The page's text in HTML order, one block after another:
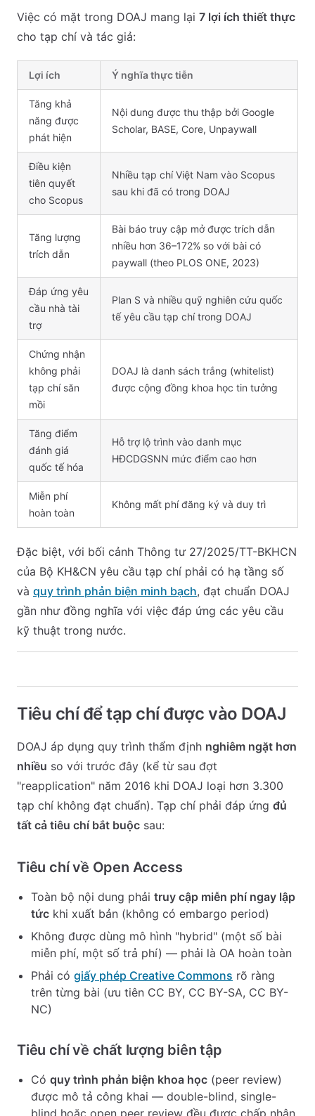
Việc có mặt trong DOAJ mang lại 7 lợi ích thiết thực
cho tạp chí và tác giả:
Lợi ích Ý nghĩa thực tiễn
Tăng khả
năng được
phát hiện
Nội dung được thu thập bởi Google
Scholar, BASE, Core, Unpaywall
Điều kiện
tiên quyết
cho Scopus
Nhiều tạp chí Việt Nam vào Scopus
sau khi đã có trong DOAJ
Tăng lượng
trích dẫn
Bài báo truy cập mở được trích dẫn
nhiều hơn 36–172% so với bài có
paywall (theo PLOS ONE, 2023)
Đáp ứng yêu
cầu nhà tài
trợ
Plan S và nhiều quỹ nghiên cứu quốc
tế yêu cầu tạp chí trong DOAJ
Chứng nhận
không phải
tạp chí săn
mồi
DOAJ là danh sách trắng (whitelist)
được cộng đồng khoa học tin tưởng
Tăng điểm
đánh giá
quốc tế hóa
Hỗ trợ lộ trình vào danh mục
HĐCDGSNN mức điểm cao hơn
Miễn phí
hoàn toàn
Không mất phí đăng ký và duy trì
Đặc biệt, với bối cảnh Thông tư 27/2025/TT-BKHCN
của Bộ KH&CN yêu cầu tạp chí phải có hạ tầng số
và quy trình phản biện minh bạch, đạt chuẩn DOAJ
gần như đồng nghĩa với việc đáp ứng các yêu cầu
kỹ thuật trong nước.
Tiêu chí để tạp chí được vào DOAJ
DOAJ áp dụng quy trình thẩm định nghiêm ngặt hơn
nhiều so với trước đây (kể từ sau đợt
"reapplication" năm 2016 khi DOAJ loại hơn 3.300
tạp chí không đạt chuẩn). Tạp chí phải đáp ứng đủ
tất cả tiêu chí bắt buộc sau:
Tiêu chí về Open Access
Toàn bộ nội dung phải truy cập miễn phí ngay lập
tức khi xuất bản (không có embargo period)
Không được dùng mô hình "hybrid" (một số bài
miễn phí, một số trả phí) — phải là OA hoàn toàn
Phải có giấy phép Creative Commons rõ ràng
trên từng bài (ưu tiên CC BY, CC BY-SA, CC BY-
NC)
Tiêu chí về chất lượng biên tập
Có quy trình phản biện khoa học (peer review)
được mô tả công khai — double-blind, single-
blind hoặc open peer review đều được chấp nhận